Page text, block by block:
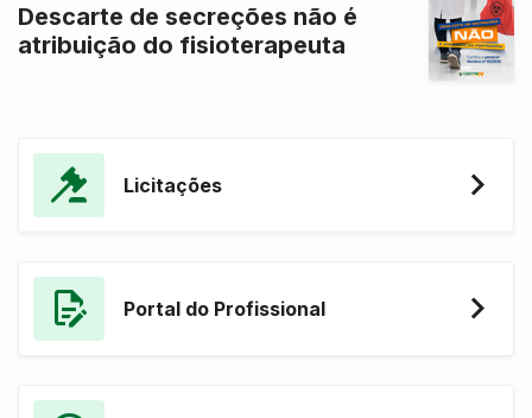
Descarte de secreções não é
atribuição do fisioterapeuta
Licitações
Portal do Profissional